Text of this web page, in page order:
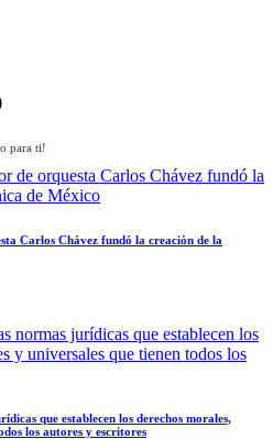
para ti!
Carlos Chávez fundó la creación de la
que establecen los derechos morales,
los autores y escritores